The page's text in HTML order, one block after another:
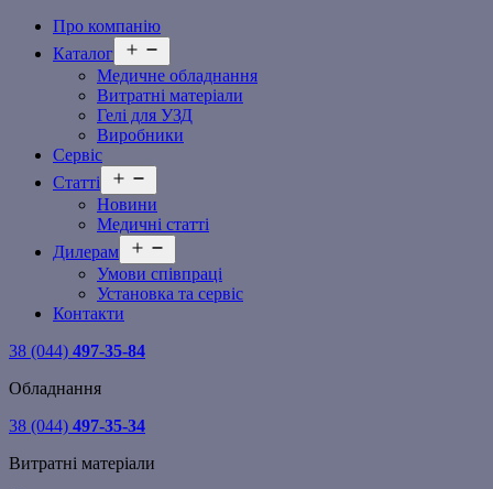
Про компанію
Каталог
меню
Медичне обладнання
Витратні матеріали
Гелі для УЗД
Виробники
Сервіс
Статті
меню
Новини
Медичні статті
Дилерам
меню
Умови співпраці
Установка та сервіс
Контакти
38 (044) 497-35-84
Обладнання
38 (044) 497-35-34
Витратні матеріали